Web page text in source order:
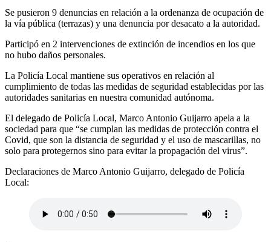
Se pusieron 9 denuncias en relación a la ordenanza de ocupación de
la vía pública (terrazas) y una denuncia por desacato a la autoridad.
Participó en 2 intervenciones de extinción de incendios en los que
no hubo daños personales.
La Policía Local mantiene sus operativos en relación al
cumplimiento de todas las medidas de seguridad establecidas por las
autoridades sanitarias en nuestra comunidad autónoma.
El delegado de Policía Local, Marco Antonio Guijarro apela a la
sociedad para que “se cumplan las medidas de protección contra el
Covid, que son la distancia de seguridad y el uso de mascarillas, no
solo para protegernos sino para evitar la propagación del virus”.
Declaraciones de Marco Antonio Guijarro, delegado de Policía
Local: